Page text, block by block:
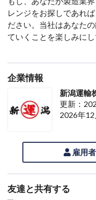
レンジをお探しであれ
ださい。当社はあなた
ていくことを楽しみにし
企業情報
新潟運輸
更新：
2026年
雇用
友達と共有する